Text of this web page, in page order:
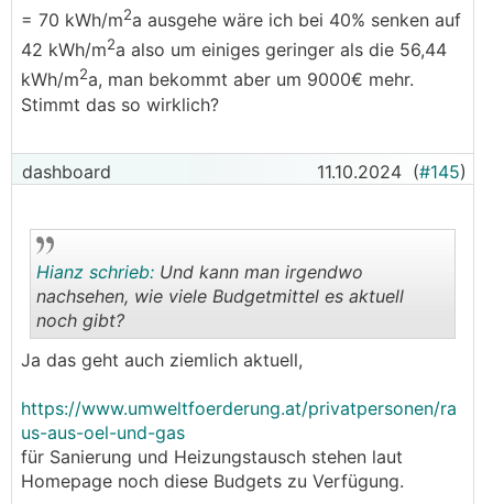
= 70 kWh/m2a ausgehe wäre ich bei 40% senken auf
42 kWh/m2a also um einiges geringer als die 56,44
kWh/m2a, man bekommt aber um 9000€ mehr.
Stimmt das so wirklich?
dashboard 11.10.2024 (#145)
..
Hianz schrieb: Und kann man irgendwo
nachsehen, wie viele Budgetmittel es aktuell
noch gibt?
Ja das geht auch ziemlich aktuell,
https://www.umweltfoerderung.at/privatpersonen/ra
us-aus-oel-und-gas
für Sanierung und Heizungstausch stehen laut
Homepage noch diese Budgets zu Verfügung.